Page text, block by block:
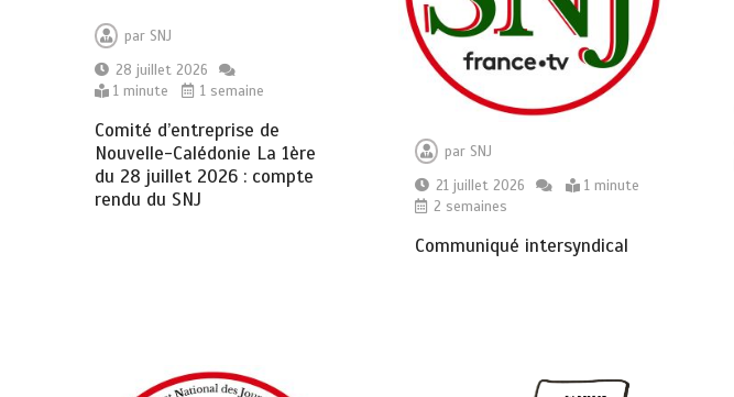
par SNJ
28 juillet 2026
1 minute
1 semaine
Comité d’entreprise de
Nouvelle-Calédonie La 1ère
du 28 juillet 2026 : compte
rendu du SNJ
par SNJ
21 juillet 2026
1 minute
2 semaines
Communiqué intersyndical